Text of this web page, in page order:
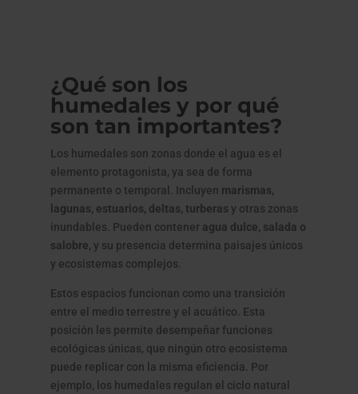
¿Qué son los
humedales y por qué
son tan importantes?
Los humedales son zonas donde el agua es el
elemento protagonista, ya sea de forma
permanente o temporal. Incluyen marismas,
lagunas, estuarios, deltas, turberas y otras zonas
inundables. Pueden contener agua dulce, salada o
salobre, y su presencia determina paisajes únicos
y ecosistemas complejos.
Estos espacios funcionan como una transición
entre el medio terrestre y el acuático. Esta
posición les permite desempeñar funciones
ecológicas únicas, que ningún otro ecosistema
puede replicar con la misma eficiencia. Por
ejemplo, los humedales regulan el ciclo natural